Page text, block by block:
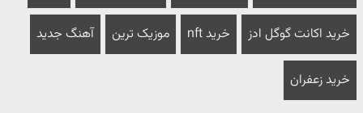
خرید اکانت گوگل ادز خرید nft موزیک ترین آهنگ جدید
خرید زعفران